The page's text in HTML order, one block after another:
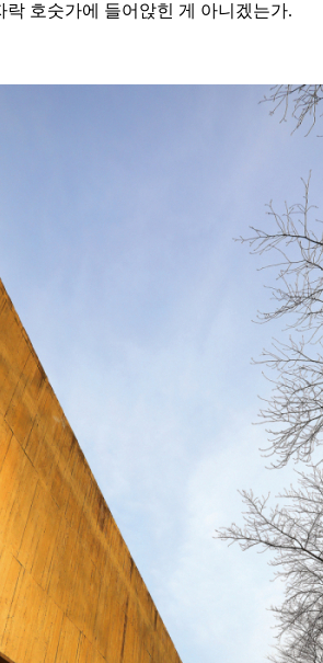
락 호숫가에 들어앉힌 게 아니겠는가.